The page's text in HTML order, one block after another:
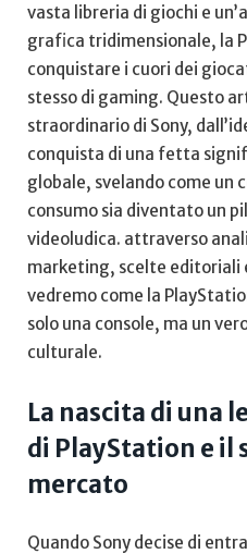
vasta libreria‌ di giochi e
grafica tridimensionale, la
conquistare ⁣i cuori dei
stesso ‍di gaming. Questo
straordinario ⁤di Sony,⁢
conquista di una fetta
globale, svelando come un
consumo sia diventato un
videoludica. ⁣attraverso
marketing, ​scelte editoriali
vedremo​ come‍ la‍
⁢solo una console, ma un
culturale.
La nascita di una⁣
di PlayStation e il
mercato
Quando Sony decise ⁤di